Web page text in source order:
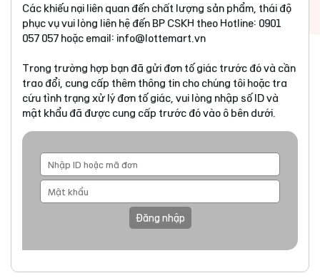
Các khiếu nại liên quan đến chất lượng sản phẩm, thái độ
phục vụ vui lòng liên hệ đến BP CSKH theo Hotline: 0901
057 057 hoặc email: info@lottemart.vn
Trong trường hợp bạn đã gửi đơn tố giác trước đó và cần
trao đổi, cung cấp thêm thông tin cho chúng tôi hoặc tra
cứu tình trạng xử lý đơn tố giác, vui lòng nhập số ID và
mật khẩu đã được cung cấp trước đó vào ô bên dưới.
Đăng nhập